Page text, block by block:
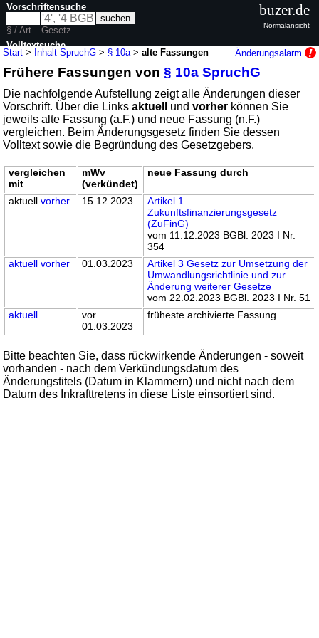
Start > Inhalt SpruchG > § 10a >alte Fassungen Änderungsalarm
Frühere Fassungen von§ 10a SpruchG
Die nachfolgende Aufstellung zeigt alle Änderungen dieser
Vorschrift. Über die Linksaktuell undvorher können Sie
jeweils alte Fassung (a.F.) und neue Fassung (n.F.)
vergleichen. Beim Änderungsgesetz finden Sie dessen
Volltext sowie die Begründung des Gesetzgebers.
vergleichen
mit
mWv
(verkündet)
neue Fassung durch
aktuellvorher 15.12.2023
Artikel 1
Zukunftsfinanzierungsgesetz
(ZuFinG)
vom 11.12.2023 BGBl. 2023 I Nr.
354
aktuell vorher 01.03.2023
Artikel 3 Gesetz zur Umsetzung der
Umwandlungsrichtlinie und zur
Änderung weiterer Gesetze
vom 22.02.2023 BGBl. 2023 I Nr. 51
aktuell
vor
01.03.2023
früheste archivierte Fassung
Bitte beachten Sie, dass rückwirkende Änderungen - soweit
vorhanden - nach dem Verkündungsdatum des
Änderungstitels (Datum in Klammern) und nicht nach dem
Datum des Inkrafttretens in diese Liste einsortiert sind.
Vorschriftensuche
§ / Art.
Gesetz
Volltextsuche
nur in SpruchG
buzer.de
Normalansicht